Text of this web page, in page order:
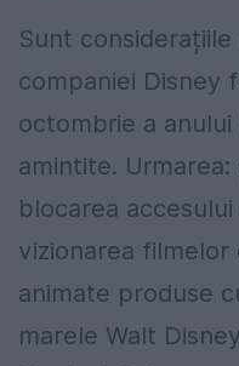
Sunt
companiei Disney
octombrie a
amintite.
blocarea
vizionarea filmelor
animate produse
marele Walt